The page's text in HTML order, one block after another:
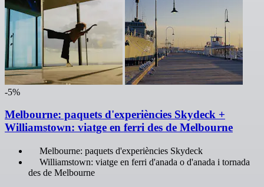
-5%
Melbourne: paquets d'experiències Skydeck +
Williamstown: viatge en ferri des de Melbourne
Melbourne: paquets d'experiències Skydeck
Williamstown: viatge en ferri d'anada o d'anada i tornada
des de Melbourne